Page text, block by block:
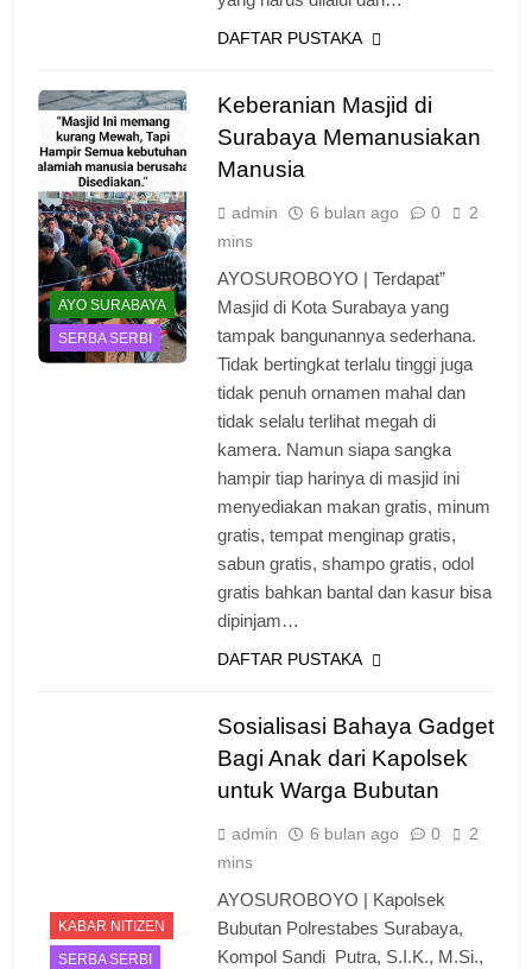
DAFTAR PUSTAKA
AYO SURABAYA
SERBA SERBI
Keberanian Masjid di
Surabaya Memanusiakan
Manusia
admin 6 bulan ago 0
2
mins
AYOSUROBOYO | Terdapat”
Masjid di Kota Surabaya yang
tampak bangunannya sederhana.
Tidak bertingkat terlalu tinggi juga
tidak penuh ornamen mahal dan
tidak selalu terlihat megah di
kamera. Namun siapa sangka
hampir tiap harinya di masjid ini
menyediakan makan gratis, minum
gratis, tempat menginap gratis,
sabun gratis, shampo gratis, odol
gratis bahkan bantal dan kasur bisa
dipinjam…
DAFTAR PUSTAKA
KABAR NITIZEN
SERBA SERBI
Sosialisasi Bahaya Gadget
Bagi Anak dari Kapolsek
untuk Warga Bubutan
admin 6 bulan ago 0
2
mins
AYOSUROBOYO | Kapolsek
Bubutan Polrestabes Surabaya,
Kompol Sandi Putra, S.I.K., M.Si.,